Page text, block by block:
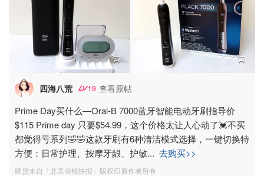
四海八荒 19 查看原帖
Prime Day买什么—Oral-B 7000蓝牙智能电动牙刷指导价
$115 Prime day 只要$54.99，这个价格太让人心动了💓不买
都觉得亏系列🤣🤣这款牙刷有6种清洁模式选择，一键切换特
方便：日常护理、按摩牙龈、护敏... 去购买>>
晒货来自「北美省钱快报」版权归原作者所有